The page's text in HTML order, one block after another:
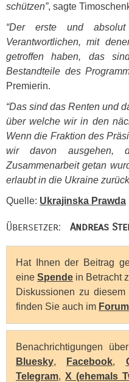
schützen”, sagte
“Der erste und
Verantwortlichen, mit
getroffen haben, das
Bestandteile des
Premierin.
“Das sind das Renten und
über welche wir in den
Wenn die Fraktion des
wir davon ausgehen,
Zusammenarbeit getan
erlaubt in die Ukraine
Quelle: Ukrajinska Prawda
Übersetzer: Andreas
Hat Ihnen der Beitrag
eine Spende in Betracht
Diskussionen zu
finden Sie auch im Forum
Benachrichtigungen
Bluesky, Facebook,
Telegram, X (ehemals